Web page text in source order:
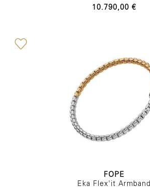
10.790,00 €
FOPE
Eka Flex'it Armband